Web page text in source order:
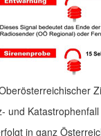
und Katastrophenfall
in ganz